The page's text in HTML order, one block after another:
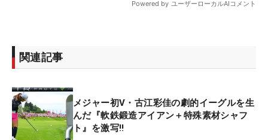
関連記事
メジャー初V・古江彩佳の劇的イーグルを生
んだ『軟鉄鍛造アイアン＋特殊素材シャフ
ト』を激写‼